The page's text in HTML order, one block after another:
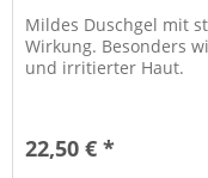
Mildes Duschgel mit
Wirkung. Besonders
und irritierter Haut.
22,50 € *